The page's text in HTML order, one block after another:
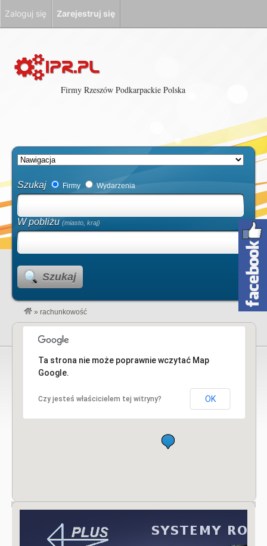
Firmy Rzeszów Podkarpackie Polska
Szukaj Firmy Wydarzenia
W pobliżu (miasto, kraj)
Szukaj
» rachunkowość
Ta strona nie może poprawnie wczytać Map
Google.
Czy jesteś właścicielem tej witryny? OK
Zaloguj się Zarejestruj się